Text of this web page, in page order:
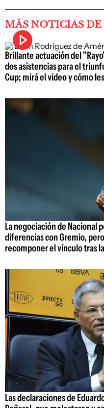
MÁS NOTICIAS DE
Brillante actuación del
dos asistencias para el
Cup; mirá el video y cómo
La negociación de Nacional
diferencias con Gremio,
recomponer el vínculo tras
Las declaraciones de